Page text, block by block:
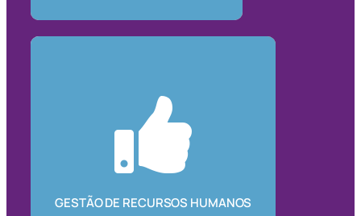
GESTÃO DE RECURSOS HUMANOS